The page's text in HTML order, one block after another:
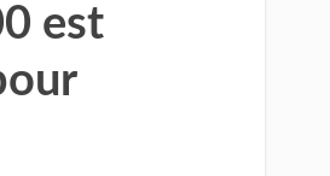
est